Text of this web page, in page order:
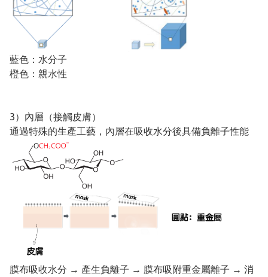
藍色：水分子
橙色：親水性
3）內層（接觸皮膚）
通過特殊的生產工藝，內層在吸收水分後具備負離子性能
膜布吸收水分 → 產生負離子 → 膜布吸附重金屬離子 → 消